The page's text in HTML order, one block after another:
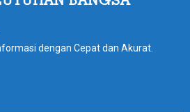
dengan Cepat dan Akurat.